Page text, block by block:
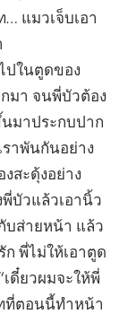
แมวเจ็บเอา
ปในตูดของ
มา จนพี่บัวต้อง
มาประกบปาก
าพันกันอย่าง
สะดุ้งอย่าง
บัวแล้วเอานิ้ว
บส่ายหน้า แล้ว
ก พี่ไม่ให้เอาตูด
ดี๋ยวผมจะให้พี่
ที่ตอนนี้ทำหน้า